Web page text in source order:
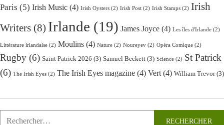
Paris (5) Irish Music (4) Irish Oysters (2) Irish Post (2) Irish Stamps (2) Irish
Writers (8) Irlande (19) James Joyce (4) Les îles d'Irlande (2)
Littérature irlandaise (2) Moulins (4) Nature (2) Noureyev (2) Opéra Comique (2)
Rugby (6) Saint Patrick 2026 (3) Samuel Beckett (3) Science (2) St Patrick
(6) The Irish Eyes (2) The Irish Eyes magazine (4) Vert (4) William Trevor(3)